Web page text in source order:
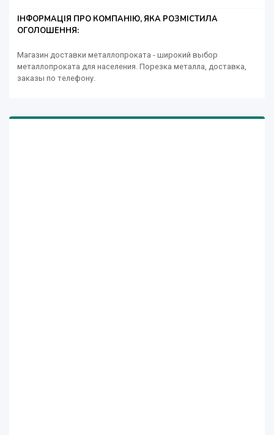
ІНФОРМАЦІЯ ПРО КОМПАНІЮ, ЯКА РОЗМІСТИЛА
ОГОЛОШЕННЯ:
Магазин доставки металлопроката - широкий выбор
металлопроката для населения. Порезка металла, доставка,
заказы по телефону.